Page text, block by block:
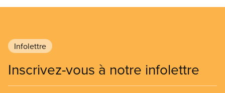
Infolettre
Inscrivez-vous à notre infolettre